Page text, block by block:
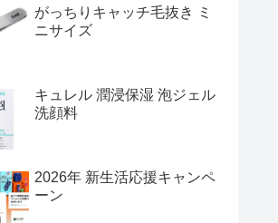
がっちりキャッチ毛抜き ミ
ニサイズ
キュレル 潤浸保湿 泡ジェル
洗顔料
2026年 新生活応援キャンペ
ーン